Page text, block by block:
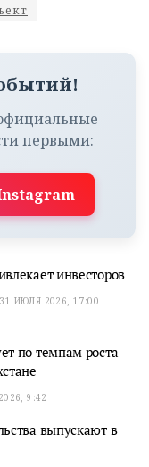
первыми:
инвесторов
31 ИЮЛЯ 2026, 17:00
по темпам роста
9:42
выпускают в